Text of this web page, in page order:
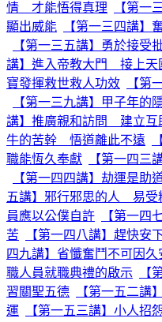
情 才能悟得真理
【第一
顯出威能
【第一三四講
【第一三五講】勇於接
講】進入帝教大門 接上天
寶發揮救世救人功效
【第
【第一三九講】甲子年
講】推廣親和訪問 建立互
牛的苦幹 悟道離此不遠
職能恆久奉獻
【第一四
【第一四四講】劫運是
五講】邪行邪思的人 易受
員應以公僕自許
【第一四
苦
【第一四八講】趕快
四九講】省懺奮鬥不可因久
職人員就職典禮的啟示
【
習關聖五德
【第一五二
運
【第一五三講】小人